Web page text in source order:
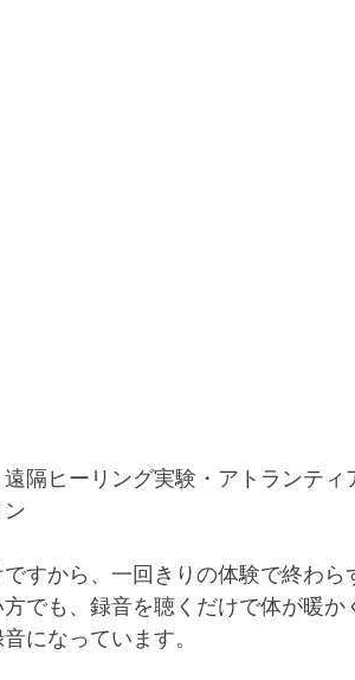
隔ヒーリング実験・アトランティ
すから、一回きりの体験で終わら
でも、録音を聴くだけで体が暖か
になっています。